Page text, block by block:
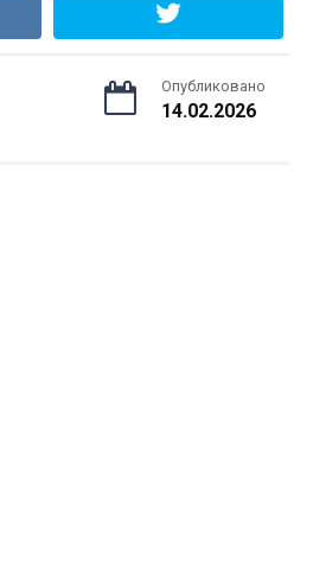
Опубликовано
14.02.2026